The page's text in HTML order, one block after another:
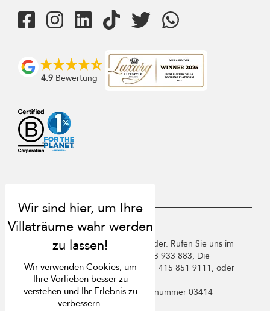
4.9 Bewertung
USD $ de Deutsch
Copyright ©️ 2026 St. Barts Villa Finder. Rufen Sie uns im
Vereinigten Königreich an +44 2 033 933 883, Die
Vereinigten Staaten von Amerika +1 415 851 9111, oder
Frankreich +33 1 78 90 04 96.
Villa Finder Pte. Ltd. ist unterLizenznummer 03414
Wir verwenden Cookies, um
Ihre Vorlieben besser zu
verstehen und Ihr Erlebnis zu
verbessern.